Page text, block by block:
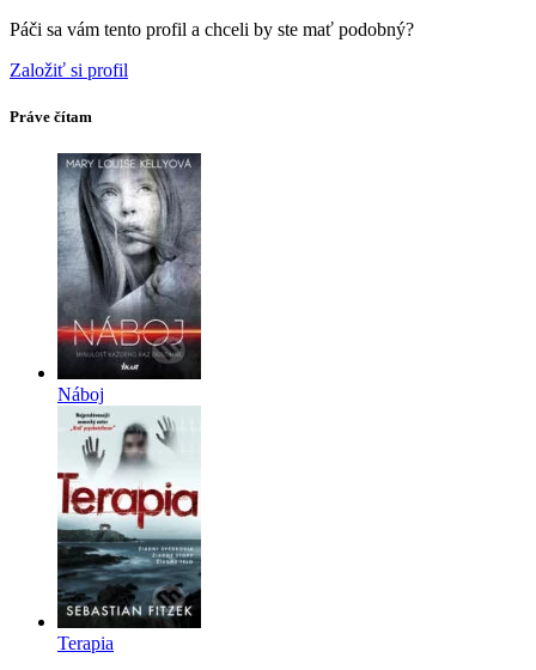
Páči sa vám tento profil a chceli by ste mať podobný?
Založiť si profil
Práve čítam
Náboj
Terapia